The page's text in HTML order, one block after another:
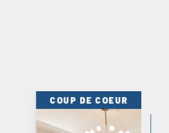
EXCLUSIF
NOUVEAUTÉ